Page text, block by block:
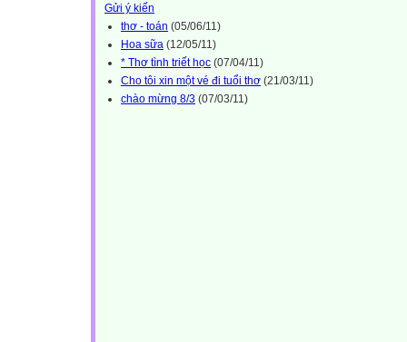
Gửi ý kiến
thơ - toán (05/06/11)
Hoa sữa (12/05/11)
* Thơ tình triết học (07/04/11)
Cho tôi xin một vé đi tuổi thơ (21/03/11)
chào mừng 8/3 (07/03/11)